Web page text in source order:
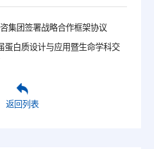
集团签署战略合作框架协议
蛋白质设计与应用暨生命学科交
返回列表